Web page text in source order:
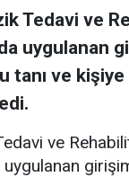
Tedavi ve
uygulanan
tanı ve
ve
uygulanan